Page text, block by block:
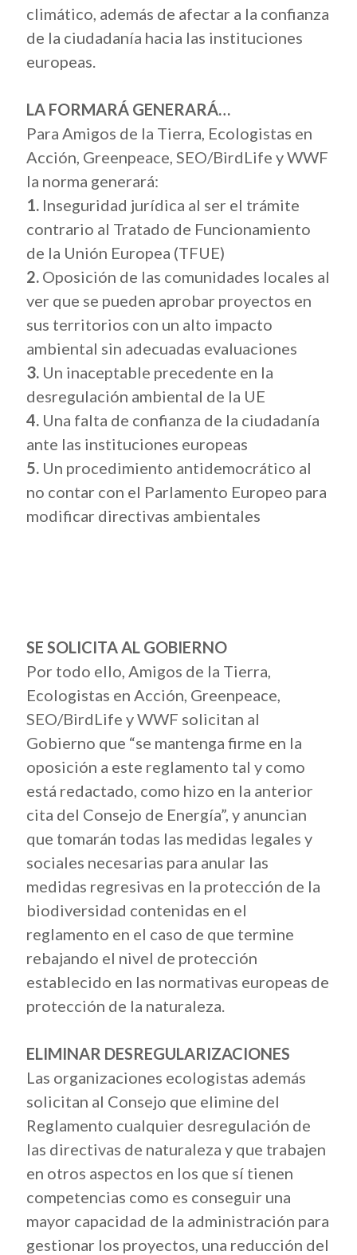
climático, además de afectar a la confianza
de la ciudadanía hacia las instituciones
europeas.
LA FORMARÁ GENERARÁ…
Para Amigos de la Tierra, Ecologistas en
Acción, Greenpeace, SEO/BirdLife y WWF
la norma generará:
1. Inseguridad jurídica al ser el trámite
contrario al Tratado de Funcionamiento
de la Unión Europea (TFUE)
2. Oposición de las comunidades locales al
ver que se pueden aprobar proyectos en
sus territorios con un alto impacto
ambiental sin adecuadas evaluaciones
3. Un inaceptable precedente en la
desregulación ambiental de la UE
4. Una falta de confianza de la ciudadanía
ante las instituciones europeas
5. Un procedimiento antidemocrático al
no contar con el Parlamento Europeo para
modificar directivas ambientales
SE SOLICITA AL GOBIERNO
Por todo ello, Amigos de la Tierra,
Ecologistas en Acción, Greenpeace,
SEO/BirdLife y WWF solicitan al
Gobierno que “se mantenga firme en la
oposición a este reglamento tal y como
está redactado, como hizo en la anterior
cita del Consejo de Energía”, y anuncian
que tomarán todas las medidas legales y
sociales necesarias para anular las
medidas regresivas en la protección de la
biodiversidad contenidas en el
reglamento en el caso de que termine
rebajando el nivel de protección
establecido en las normativas europeas de
protección de la naturaleza.
ELIMINAR DESREGULARIZACIONES
Las organizaciones ecologistas además
solicitan al Consejo que elimine del
Reglamento cualquier desregulación de
las directivas de naturaleza y que trabajen
en otros aspectos en los que sí tienen
competencias como es conseguir una
mayor capacidad de la administración para
gestionar los proyectos, una reducción del